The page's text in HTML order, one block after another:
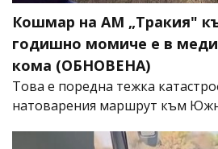
Кошмар на АМ „Тракия"
годишно момиче е в
кома (ОБНОВЕНА)
Това е поредна тежка
натоварения маршрут към